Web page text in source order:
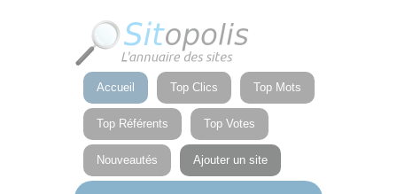
Accueil Top Clics Top Mots
Top Référents Top Votes
Nouveautés Ajouter un site